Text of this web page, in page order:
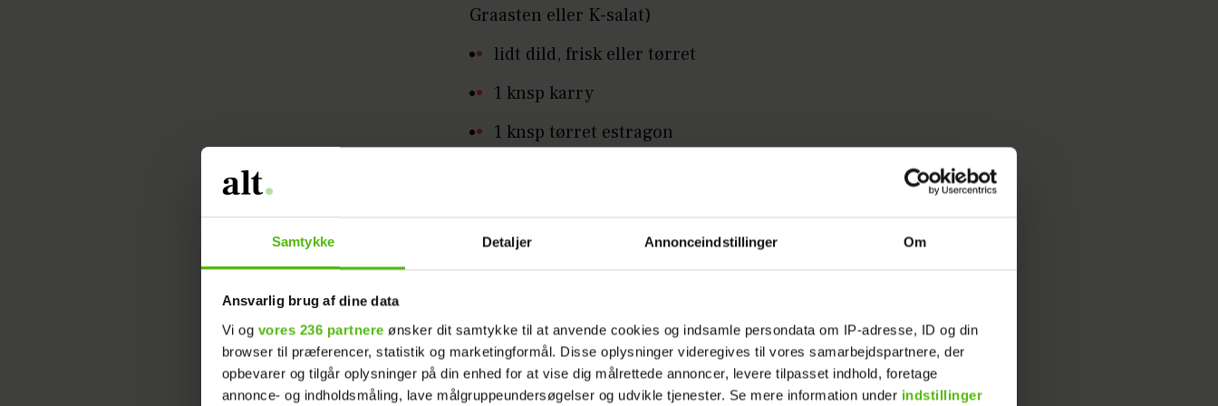
Samtykke Detaljer Annonceindstillinger Om
Ansvarlig brug af dine data
Vi og vores 236 partnere ønsker dit samtykke til at anvende cookies og indsamle persondata om IP-adresse, ID og din
browser til præferencer, statistik og marketingformål. Disse oplysninger videregives til vores samarbejdspartnere, der
opbevarer og tilgår oplysninger på din enhed for at vise dig målrettede annoncer, levere tilpasset indhold, foretage
annonce- og indholdsmåling, lave målgruppeundersøgelser og udvikle tjenester. Se mere information under indstillinger
Graasten eller K-salat)
lidt dild, frisk eller tørret
1 knsp karry
1 knsp tørret estragon
salt og peber
Sådan laver du rejesalat